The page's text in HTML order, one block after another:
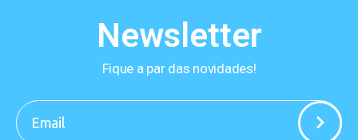
Newsletter
Fique a par das novidades!
-